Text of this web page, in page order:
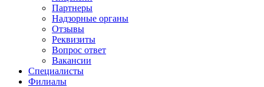
Партнеры
Надзорные органы
Отзывы
Реквизиты
Вопрос ответ
Вакансии
Специалисты
Филиалы